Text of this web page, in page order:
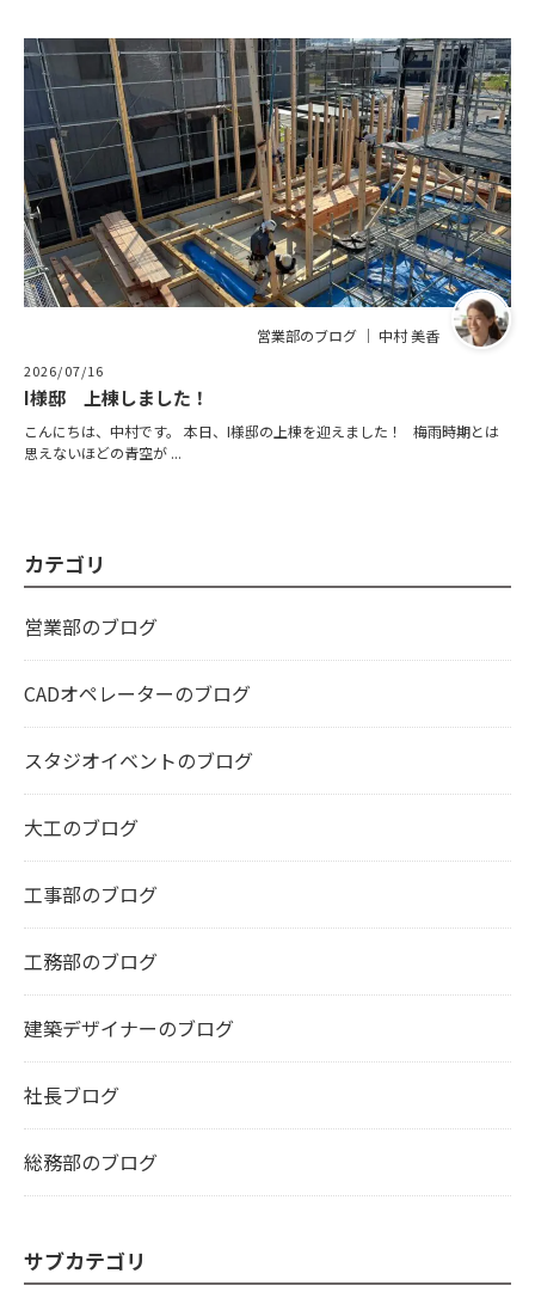
営業部のブログ ｜ 中村 美香
2026/07/16
I様邸 上棟しました！
こんにちは、中村です。 本日、I様邸の上棟を迎えました！ 梅雨時期とは
思えないほどの青空が ...
カテゴリ
営業部のブログ
CADオペレーターのブログ
スタジオイベントのブログ
大工のブログ
工事部のブログ
工務部のブログ
建築デザイナーのブログ
社長ブログ
総務部のブログ
サブカテゴリ